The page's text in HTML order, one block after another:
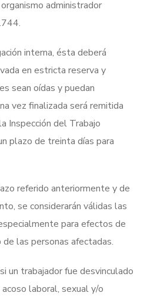
administrador
interna, ésta deberá
en estricta reserva y
sean oídas y puedan
vez finalizada será remitida
Inspección del Trabajo
plazo de treinta días para
referido anteriormente y de
se considerarán válidas las
para efectos de
las personas afectadas.
un trabajador fue desvinculado
laboral, sexual y/o